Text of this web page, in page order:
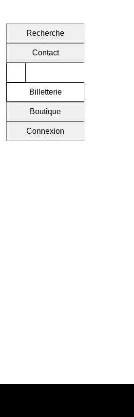
Recherche
Contact
Billetterie
Boutique
Connexion